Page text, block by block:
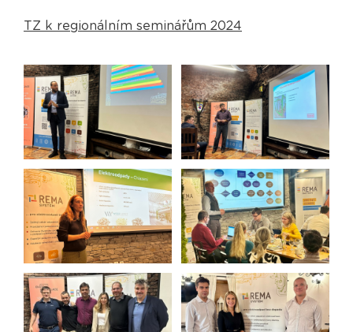
TZ k regionálním seminářům 2024